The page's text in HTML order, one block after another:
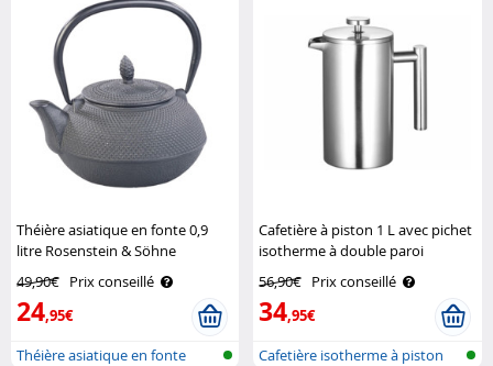
Théière asiatique en fonte 0,9
litre Rosenstein & Söhne
49,90€ Prix conseillé
24,95€
Théière asiatique en fonte
Cafetière à piston 1 L avec pichet
isotherme à double paroi
Rosenstein & Söhne
56,90€ Prix conseillé
34,95€
Cafetière isotherme à piston